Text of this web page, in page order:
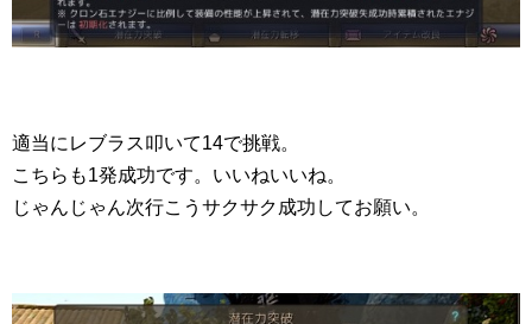
適当にレブラス叩いて14で挑戦。
こちらも1発成功です。いいねいいね。
じゃんじゃん次行こうサクサク成功してお願い。